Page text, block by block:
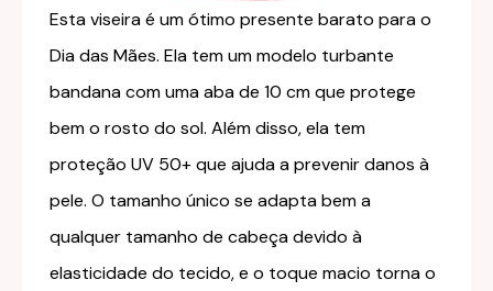
Esta viseira é um ótimo presente barato para o
Dia das Mães. Ela tem um modelo turbante
bandana com uma aba de 10 cm que protege
bem o rosto do sol. Além disso, ela tem
proteção UV 50+ que ajuda a prevenir danos à
pele. O tamanho único se adapta bem a
qualquer tamanho de cabeça devido à
elasticidade do tecido, e o toque macio torna o